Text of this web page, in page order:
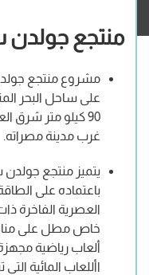
منتجع جولدن
مشروع منتجع
على ساحل البحر
غرب مدينة مصراته.
يتميز منتجع
باعتماده على
العصرية الفاخرة
خاص مطل على
ألعاب رياضية
األلعاب المائية